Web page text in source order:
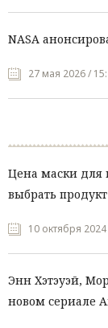
NASA
27 мая 2026 /
Цена маски для
выбрать
10 октября
Энн Хэтэуэй,
новом сериале